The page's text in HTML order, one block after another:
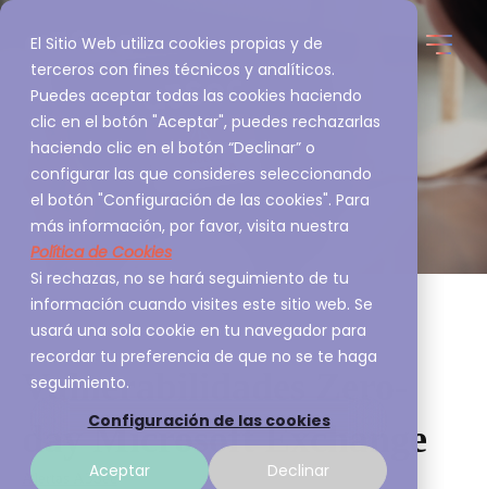
El Sitio Web utiliza cookies propias y de
terceros con fines técnicos y analíticos.
Puedes aceptar todas las cookies haciendo
clic en el botón "Aceptar", puedes rechazarlas
haciendo clic en el botón “Declinar” o
configurar las que consideres seleccionando
el botón "Configuración de las cookies". Para
más información, por favor, visita nuestra
Política de Cookies
Si rechazas, no se hará seguimiento de tu
información cuando visites este sitio web. Se
usará una sola cookie en tu navegador para
recordar tu preferencia de que no se te haga
seguimiento.
Configuración de las cookies
Aceptar Declinar
Vulnerabilidades Zero-
day Microsoft Exchange
Alertas A3Sec